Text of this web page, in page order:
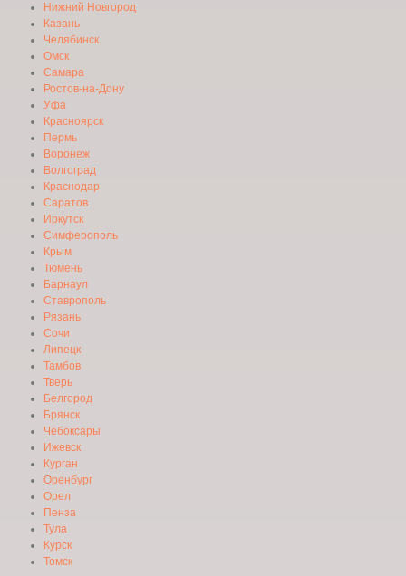
Нижний Новгород
Казань
Челябинск
Омск
Самара
Ростов-на-Дону
Уфа
Красноярск
Пермь
Воронеж
Волгоград
Краснодар
Саратов
Иркутск
Симферополь
Крым
Тюмень
Барнаул
Ставрополь
Рязань
Сочи
Липецк
Тамбов
Тверь
Белгород
Брянск
Чебоксары
Ижевск
Курган
Оренбург
Орел
Пенза
Тула
Курск
Томск